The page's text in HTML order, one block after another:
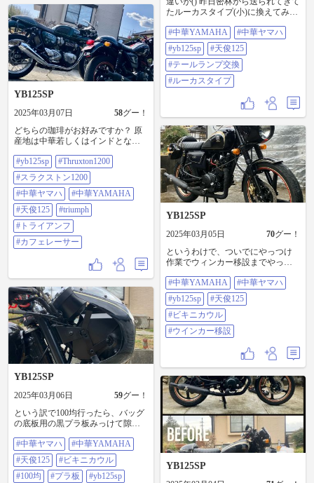
YB125SP
2025年03月07日 58グー！
どちらの珈琲がお好みですか？ 原
産地は中華若しくはインドとなり
#YB125SP#Thruxton1200#スラクス
トン1200#中華ヤマハ#中華
YAMAHA#天俊125 #triumph#トライ
アンフ#カフェレーサー
#yb125sp
#Thruxton1200
#スラクストン1200
#中華ヤマハ
#中華YAMAHA
#天俊125
#triumph
#トライアンフ
#カフェレーサー
たルーカスタイプ(小)に換えてみた
か… #中華YAMAHA#中華ヤマハ
#YB125SP#天俊125#テールランプ
交換#ルーカスタイプ
#中華YAMAHA
#中華ヤマハ
#yb125sp
#天俊125
#テールランプ交換
#ルーカスタイプ
YB125SP
2025年03月06日 59グー！
という訳で100均行ったら、バッグ
の底板用の黒プラ板みっけて隙間
ーも、20mm程度下にオフセットし
たからなんとなくええんじゃね
www #中華ヤマハ#中華YAMAHA#
天俊125#ビキニカウル#100均#プラ
#中華ヤマハ
#中華YAMAHA
#天俊125
#ビキニカウル
#100均
#プラ板 #yb125sp
YB125SP
2025年03月05日 70グー！
というわけで、ついでにやっつけ
作業でウィンカー移設までやって
適当にどうにか(´∀｀)100ｷﾝﾃﾞ #中華
YAMAHA#中華ヤマハ#YB125SP#
天俊125#ビキニカウル#ウィンカー
移設
#中華YAMAHA
#中華ヤマハ
#yb125sp
#天俊125
#ビキニカウル
#ウインカー移設
YB125SP